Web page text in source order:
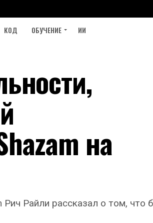
КОД ОБУЧЕНИЕ ИИ
на
Райли рассказал о том, что